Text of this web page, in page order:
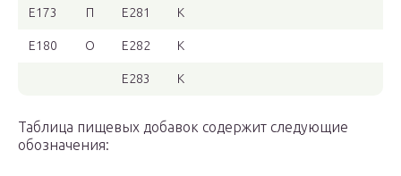
Е173 П Е281 К
Е180 О Е282 К
Е283 К
Таблица пищевых добавок содержит следующие
обозначения: